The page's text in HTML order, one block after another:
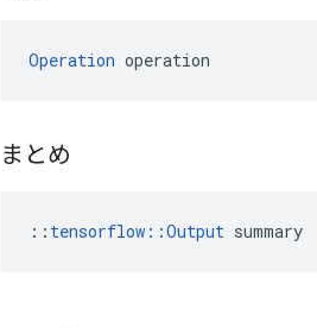
Operation operation
まとめ
:: tensorflow::Output summary